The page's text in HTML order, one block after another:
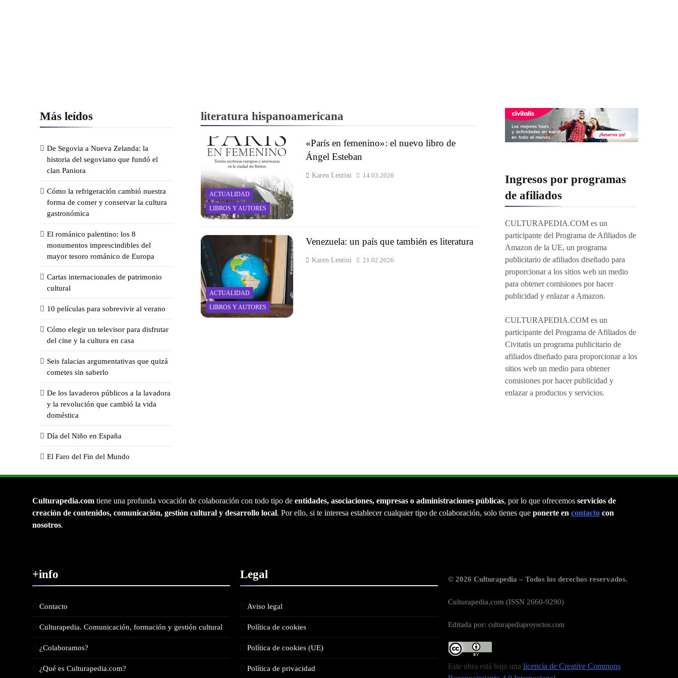
Más leídos
De Segovia a Nueva Zelanda: la
historia del segoviano que fundó el
clan Paniora
Cómo la refrigeración cambió nuestra
forma de comer y conservar la cultura
gastronómica
El románico palentino: los 8
monumentos imprescindibles del
mayor tesoro románico de Europa
Cartas internacionales de patrimonio
cultural
10 películas para sobrevivir al verano
Cómo elegir un televisor para disfrutar
del cine y la cultura en casa
Seis falacias argumentativas que quizá
cometes sin saberlo
De los lavaderos públicos a la lavadora
y la revolución que cambió la vida
doméstica
Día del Niño en España
El Faro del Fin del Mundo
literatura hispanoamericana
ACTUALIDAD
LIBROS Y AUTORES
«París en femenino»: el nuevo libro de
Ángel Esteban
Karen Lentini 14.03.2026
ACTUALIDAD
LIBROS Y AUTORES
Venezuela: un país que también es literatura
Karen Lentini 21.02.2026
Ingresos por programas
de afiliados
CULTURAPEDIA.COM es un
participante del Programa de Afiliados de
Amazon de la UE, un programa
publicitario de afiliados diseñado para
proporcionar a los sitios web un medio
para obtener comisiones por hacer
publicidad y enlazar a Amazon.
CULTURAPEDIA.COM es un
participante del Programa de Afiliados de
Civitatis un programa publicitario de
afiliados diseñado para proporcionar a los
sitios web un medio para obtener
comisiones por hacer publicidad y
enlazar a productos y servicios.
Culturapedia.com tiene una profunda vocación de colaboración con todo tipo de entidades, asociaciones, empresas o administraciones públicas, por lo que ofrecemos servicios de
creación de contenidos, comunicación, gestión cultural y desarrollo local. Por ello, si te interesa establecer cualquier tipo de colaboración, solo tienes que ponerte en contacto con
nosotros.
+info
Contacto
Culturapedia. Comunicación, formación y gestión cultural
¿Colaboramos?
¿Qué es Culturapedia.com?
Legal
Aviso legal
Política de cookies
Política de cookies (UE)
Política de privacidad
© 2026 Culturapedia – Todos los derechos reservados.
Culturapedia.com (ISSN 2660-9290)
Editada por: culturapediaproyectos.com
Este obra está bajo una licencia de Creative Commons